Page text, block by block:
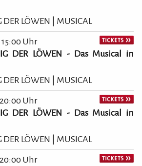
LÖWEN | MUSICAL
15:00 Uhr
DER LÖWEN - Das Musical in
LÖWEN | MUSICAL
20:00 Uhr
DER LÖWEN - Das Musical in
LÖWEN | MUSICAL
20:00 Uhr